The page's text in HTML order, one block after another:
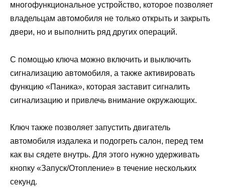
многофункциональное устройство, которое позволяет
владельцам автомобиля не только открыть и закрыть
двери, но и выполнить ряд других операций.
С помощью ключа можно включить и выключить
сигнализацию автомобиля, а также активировать
функцию «Паника», которая заставит сигналить
сигнализацию и привлечь внимание окружающих.
Ключ также позволяет запустить двигатель
автомобиля издалека и подогреть салон, перед тем
как вы сядете внутрь. Для этого нужно удерживать
кнопку «Запуск/Отопление» в течение нескольких
секунд.